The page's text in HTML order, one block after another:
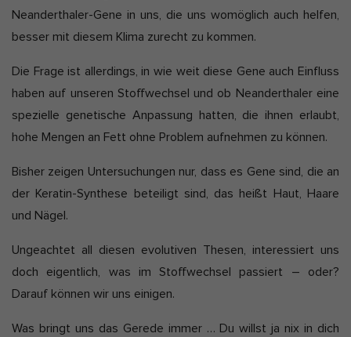
Neanderthaler-Gene in uns, die uns womöglich auch helfen,
besser mit diesem Klima zurecht zu kommen.
Die Frage ist allerdings, in wie weit diese Gene auch Einfluss
haben auf unseren Stoffwechsel und ob Neanderthaler eine
spezielle genetische Anpassung hatten, die ihnen erlaubt,
hohe Mengen an Fett ohne Problem aufnehmen zu können.
Bisher zeigen Untersuchungen nur, dass es Gene sind, die an
der Keratin-Synthese beteiligt sind, das heißt Haut, Haare
und Nägel.
Ungeachtet all diesen evolutiven Thesen, interessiert uns
doch eigentlich, was im Stoffwechsel passiert – oder?
Darauf können wir uns einigen.
Was bringt uns das Gerede immer … Du willst ja nix in dich